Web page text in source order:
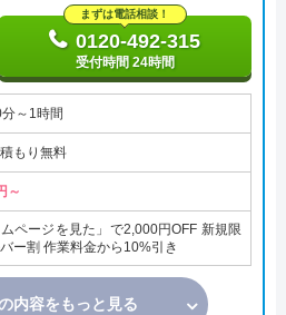
まずは電話相談！
0120-492-315
受付時間 24時間
～1時間
もり無料
～
ムページを見た」で2,000円OFF 新規限
ー割 作業料金から10%引き
内容をもっと見る